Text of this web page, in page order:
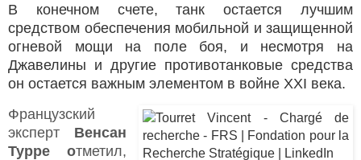
В конечном счете, танк остается лучшим
средством обеспечения мобильной и защищенной
огневой мощи на поле боя, и несмотря на
Джавелины и другие противотанковые средства
он остается важным элементом в войне XXI века.
Французский
эксперт Венсан
Турре отметил,